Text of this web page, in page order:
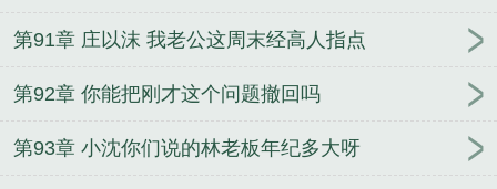
第91章 庄以沫 我老公这周末经高人指点
第92章 你能把刚才这个问题撤回吗
第93章 小沈你们说的林老板年纪多大呀